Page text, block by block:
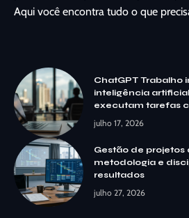
Aqui você encontra tudo o que
ChatGPT Trabalho
inteligência
executam tarefas
julho 17, 2026
Gestão de projetos
metodologia e
resultados
julho 27, 2026